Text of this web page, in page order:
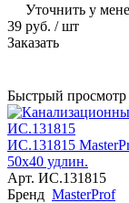
Уточнить у
39 руб. / шт
Заказать
Быстрый просмотр
ИС.131815
50х40 удлин.
Арт. ИС.131815
Бренд MasterProf